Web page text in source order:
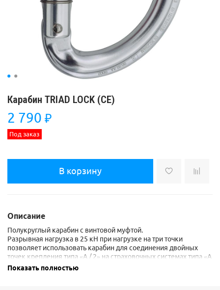
Карабин TRIAD LOCK (СЕ)
2 790 ₽
Под заказ
В корзину
Описание
Полукруглый карабин с винтовой муфтой.
Разрывная нагрузка в 25 кН при нагрузке на три точки
позволяет использовать карабин для соединения двойных
точек крепления типа «A / 2» на страховочных системах типа «A
/ 2».
Показать полностью